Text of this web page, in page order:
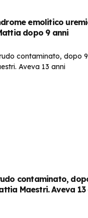
emolitico
dopo 9 anni
contaminato,
Maestri. Aveva 13